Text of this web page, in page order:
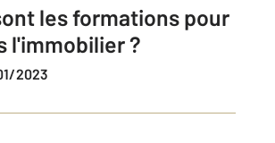
les formations pour
l'immobilier ?
2023